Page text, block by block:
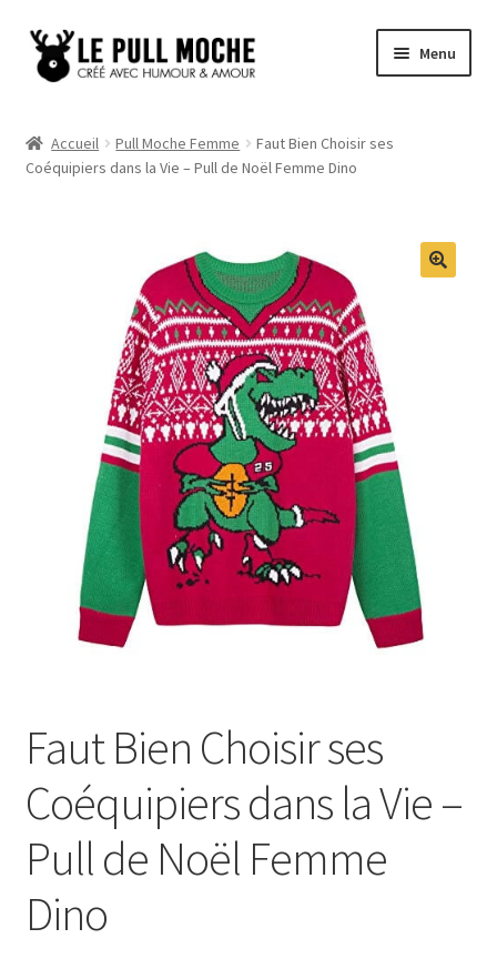
Aller
Aller
au
Menu
Pull Noël Femme
Pull Noël Promo
Accueil Pull Moche Femme
Faut Bien Choisir ses
Coéquipiers dans la Vie – Pull de Noël Femme Dino
Faut Bien Choisir ses
Coéquipiers dans la Vie –
Pull de Noël Femme
Dino